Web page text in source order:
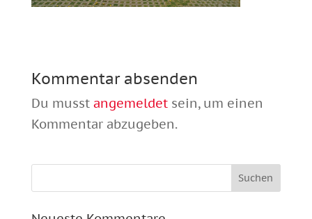
Kommentar absenden
Du musst angemeldetsein, um einen
Kommentar abzugeben.